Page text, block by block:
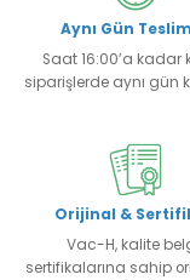
Aynı Gün
Saat 16:00’a kadar
siparişlerde aynı gün
Orijinal &
Vac-H, kalite
sertifikalarına sahip